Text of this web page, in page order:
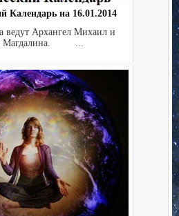
Календарь на 16.01.2014
ведут Архангел Михаил и
Магдалина. ...